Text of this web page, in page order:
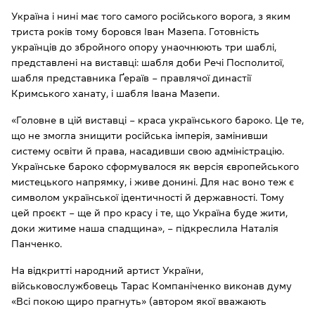
Україна і нині має того самого російського ворога, з яким
триста років тому боровся Іван Мазепа. Готовність
українців до збройного опору унаочнюють три шаблі,
представлені на виставці: шабля доби Речі Посполитої,
шабля представника Ґераїв – правлячої династії
Кримського ханату, і шабля Івана Мазепи.
«Головне в цій виставці – краса українського бароко. Це те,
що не змогла знищити російська імперія, замінивши
систему освіти й права, насадивши свою адміністрацію.
Українське бароко сформувалося як версія європейського
мистецького напрямку, і живе донині. Для нас воно теж є
символом української ідентичності й державності. Тому
цей проєкт – ще й про красу і те, що Україна буде жити,
доки житиме наша спадщина», – підкреслила Наталія
Панченко.
На відкритті народний артист України,
військовослужбовець Тарас Компаніченко виконав думу
«Всі покою щиро прагнуть» (автором якої вважають